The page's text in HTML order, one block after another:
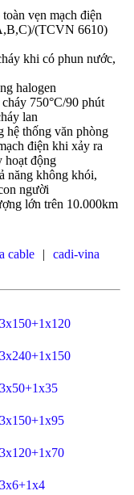
vẹn mạch điện
(TCVN 6610)
khi có phun nước,
halogen
750°C/90 phút
lan
hệ thống văn phòng
điện khi xảy ra
hoạt động
năng không khói,
người
lớn trên 10.000km
cable | cadi-vina